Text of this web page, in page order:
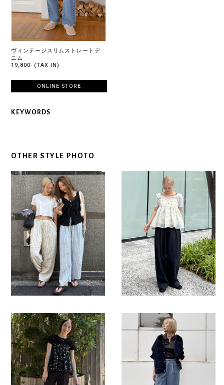
ヴィンテージスリムストレートデ
ニム
19,800- (TAX IN)
ONLINE STORE
KEYWORDS
OTHER STYLE PHOTO